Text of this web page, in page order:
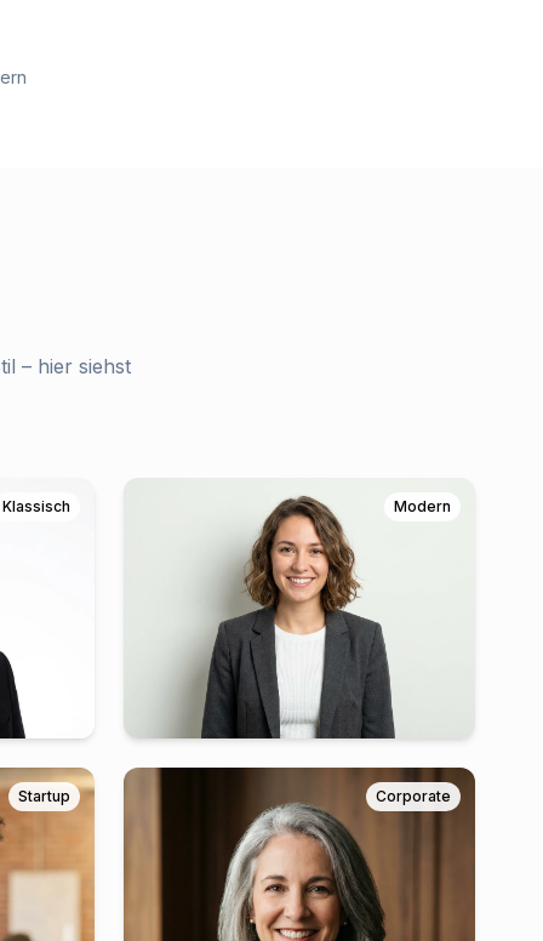
– hier siehst
Klassisch Modern
Startup Corporate